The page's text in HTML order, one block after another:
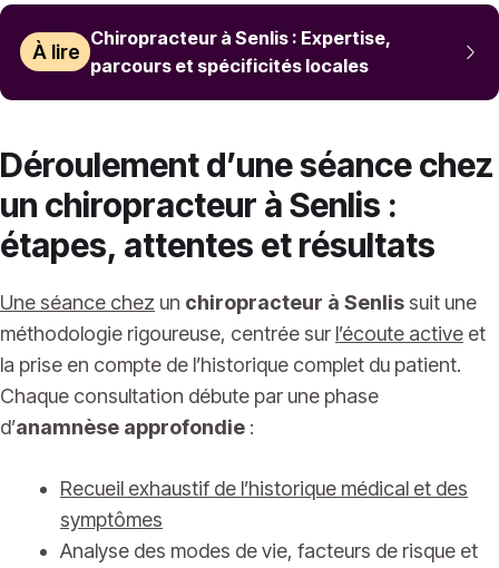
À lire
Chiropracteur à Senlis : Expertise,
parcours et spécificités locales
Déroulement d’une séance chez
un chiropracteur à Senlis :
étapes, attentes et résultats
Une séance chez un chiropracteur à Senlis suit une
méthodologie rigoureuse, centrée sur l’écoute active et
la prise en compte de l’historique complet du patient.
Chaque consultation débute par une phase
d’anamnèse approfondie :
Recueil exhaustif de l’historique médical et des
symptômes
Analyse des modes de vie, facteurs de risque et